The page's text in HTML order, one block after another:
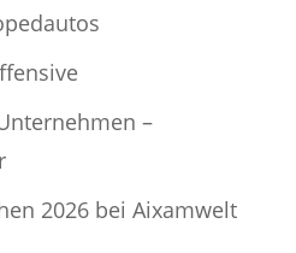
–
2026 bei Aixamwelt